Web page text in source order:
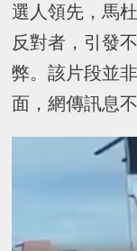
選人領先，馬
反對者，引發
弊。該片段並
面，網傳訊息不